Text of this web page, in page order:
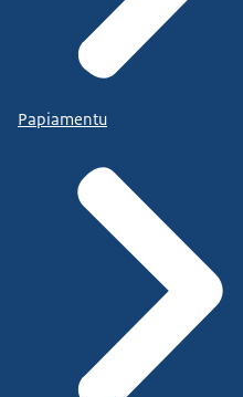
Papiamentu